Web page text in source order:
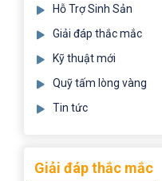
Hỗ Trợ Sinh Sản
Giải đáp thắc mắc
Kỹ thuật mới
Quỹ tấm lòng vàng
Tin tức
Giải đáp thắc mắc